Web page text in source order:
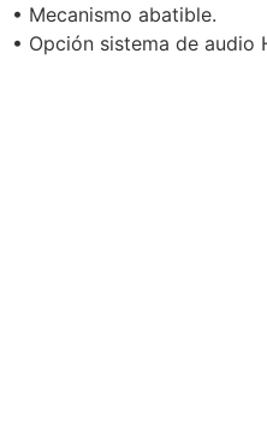
• Mecanismo abatible.
• Opción sistema de audio